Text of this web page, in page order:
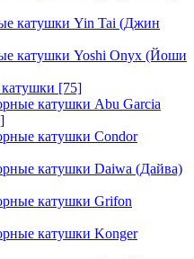
катушки Yin Tai (Джин
катушки Yoshi Onyx (Йоши
[75]
катушки Abu Garcia
катушки Condor
катушки Daiwa (Дайва)
катушки Grifon
катушки Konger